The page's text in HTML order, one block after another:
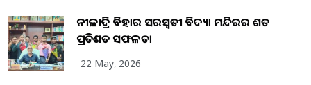
ନୀଳାଦ୍ରି ବିହାର ସରସ୍ୱତୀ ବିଦ୍ୟା ମନ୍ଦିରର ଶତ
ପ୍ରତିଶତ ସଫଳତା
22 May, 2026